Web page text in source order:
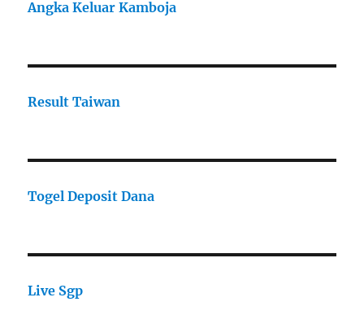
Angka Keluar Kamboja
Result Taiwan
Togel Deposit Dana
Live Sgp